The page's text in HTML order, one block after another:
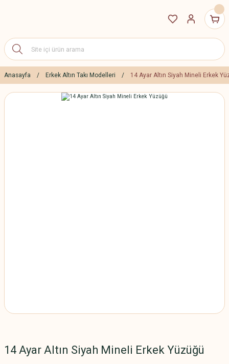
Anasayfa Erkek Altın Takı Modelleri 14 Ayar Altın Siyah Mineli Erkek
14 Ayar Altın Siyah Mineli Erkek Yüzüğü